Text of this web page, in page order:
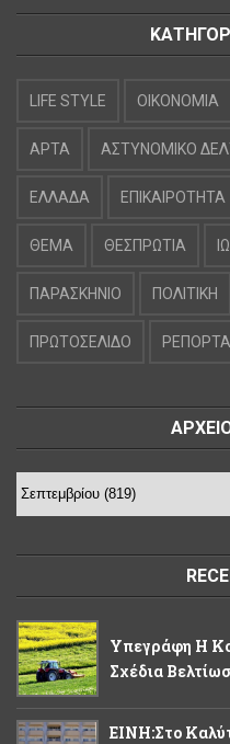
LIFE STYLE OIKONOMIA
ΑΡΤΑ ΑΣΤΥΝΟΜΙΚΟ
ΕΛΛΑΔΑ ΕΠΙΚΑΙΡΟΤΗΤΑ
ΘΕΜΑ ΘΕΣΠΡΩΤΙΑ
ΠΑΡΑΣΚΗΝΙΟ ΠΟΛΙΤΙΚΗ
ΠΡΩΤΟΣΕΛΙΔΟ
Υπεγράφη Η
Σχέδια
ΕΙΝΗ:Στο